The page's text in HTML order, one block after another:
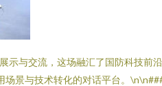
示与交流，这场融汇了国防科技前
景与技术转化的对话平台。